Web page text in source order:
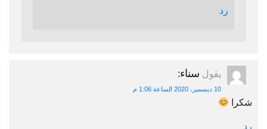
رد
يقول سناء:
10 ديسمبر، 2020 الساعة 1:06 م
شكرا
رد